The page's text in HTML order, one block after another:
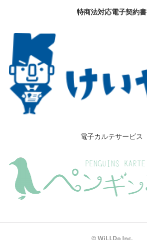
特商法対応電子契約書
電子カルテサービス
© WiLLDo Inc.